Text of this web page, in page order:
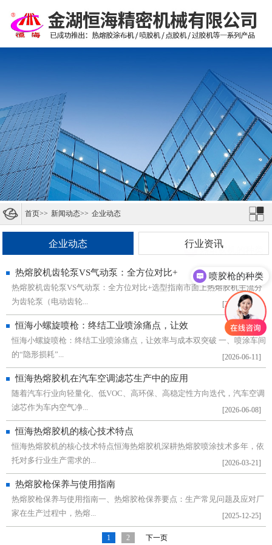
首页>> 新闻动态>> 企业动态
企业动态 行业资讯
热熔胶机齿轮泵VS气动泵：全方位对比+
热熔胶机齿轮泵VS气动泵：全方位对比+选型指南市面上热熔胶机主流分
为齿轮泵（电动齿轮...
[2026-06-21]
恒海小螺旋喷枪：终结工业喷涂痛点，让效
恒海小螺旋喷枪：终结工业喷涂痛点，让效率与成本双突破 一、喷涂车间
的“隐形损耗”...
[2026-06-11]
恒海热熔胶机在汽车空调滤芯生产中的应用
随着汽车行业向轻量化、低VOC、高环保、高稳定性方向迭代，汽车空调
滤芯作为车内空气净...
[2026-06-08]
恒海热熔胶机的核心技术特点
恒海热熔胶机的核心技术特点恒海热熔胶机深耕热熔胶喷涂技术多年，依
托对多行业生产需求的...
[2026-03-21]
热熔胶枪保养与使用指南
热熔胶枪保养与使用指南一、热熔胶枪保养要点：生产常见问题及应对厂
家在生产过程中，热熔...
[2025-12-25]
1 2 下一页
热熔胶机的种类
喷胶枪的种类